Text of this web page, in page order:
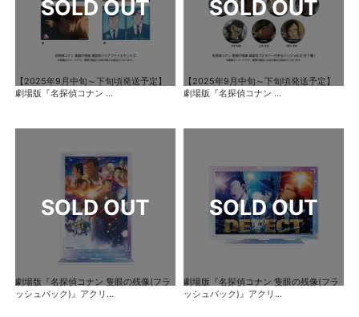
【2025年9月中旬～下旬頃発送予定】
劇場版『名探偵コナン ...
【2025年9月中旬～下旬頃発送予定】
劇場版『名探偵コナン ...
劇場版『名探偵コナン 隻眼の残像(フラ
ッシュバック)』アクリ...
劇場版『名探偵コナン 隻眼の残像(フラ
ッシュバック)』アクリ...